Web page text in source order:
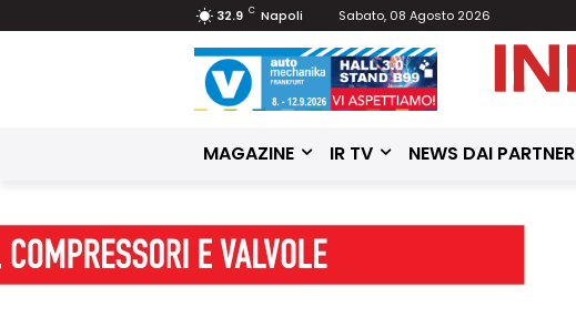
32.9 C Napoli Sabato, 08 Agosto 2026
MAGAZINE IR TV NEWS DAI PARTNER